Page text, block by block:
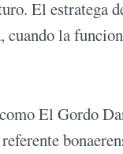
El estratega
cuando la
El Gordo